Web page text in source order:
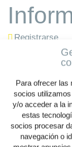
Para ofrecer las
socios
y/o acceder a la
estas
socios procesar
navegación o
Registrarse
Ovesco. Así
más reciente
Inscripción en